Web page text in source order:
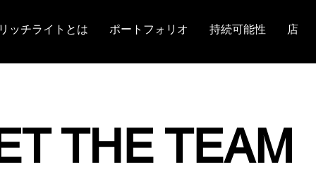
ッチライトとは ポートフォリオ 持続可能性 店
THE TEAM